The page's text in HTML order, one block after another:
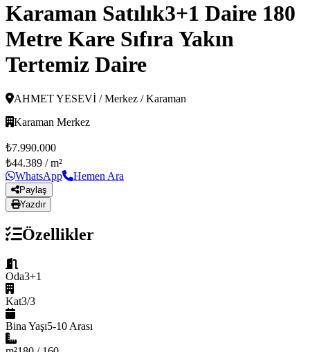
Karaman Satılık3+1 Daire 180
Metre Kare Sıfıra Yakın
Tertemiz Daire
AHMET YESEVİ / Merkez / Karaman
Karaman Merkez
₺7.990.000
₺44.389 / m²
WhatsApp
Hemen Ara
Paylaş
Yazdır
Özellikler
Oda3+1
Kat3/3
Bina Yaşı5-10 Arası